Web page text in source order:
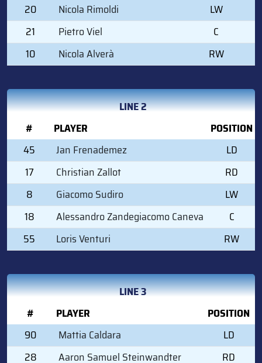
20
Nicola Rimoldi
LW
21
Pietro Viel
C
10
Nicola Alverà RW
LINE 2
#
PLAYER
POSITION
45
Jan Frenademez
LD
17
Christian Zallot
RD
8
Giacomo Sudiro
LW
18
Alessandro Zandegiacomo Caneva
C
55
Loris Venturi RW
LINE 3
#
PLAYER
POSITION
90
Mattia Caldara
LD
28
Aaron Samuel Steinwandter
RD